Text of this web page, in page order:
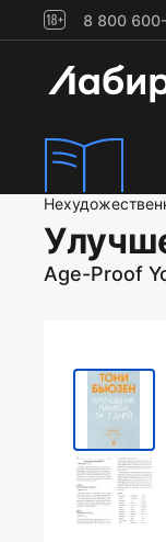
8 800
Age-Proof